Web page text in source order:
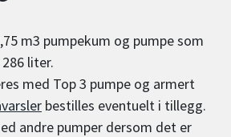
m3 pumpekum og pumpe som
liter.
med Top 3 pumpe og armert
bestilles eventuelt i tillegg.
andre pumper dersom det er